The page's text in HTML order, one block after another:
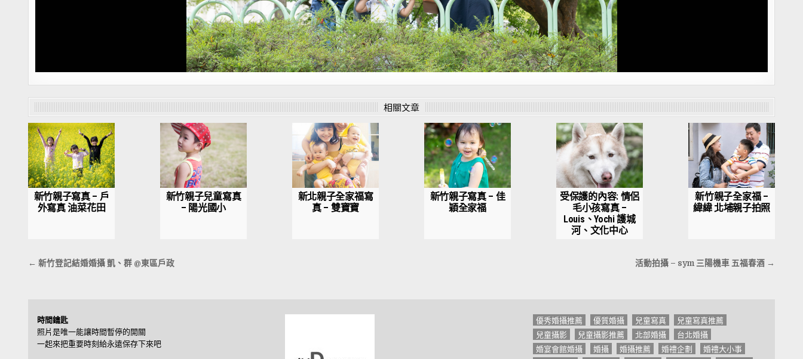
相關文章
新竹親子寫真 – 戶
外寫真 油菜花田
新竹親子兒童寫真
– 陽光國小
新北親子全家福寫
真 – 雙寶寶
新竹親子寫真 – 佳
穎全家福
受保護的內容: 情侶
毛小孩寫真 –
Louis、Yochi 護城
河、文化中心
新竹親子全家福 –
緯緯 北埔親子拍照
文
覽
活動拍攝 – sym 三陽機車 五福春酒 →
← 新竹登記結婚婚攝 凱、群 @東區戶政
時間鑰匙
照片是唯一能讓時間暫停的開關
一起來把重要時刻給永遠保存下來吧
優秀婚攝推薦 優質婚攝 兒童寫真
兒童寫真推薦
兒童攝影
兒童攝影推薦 北部婚攝
台北婚攝
婚宴會館婚攝
婚攝 婚攝推薦 婚禮企劃
婚禮大小事